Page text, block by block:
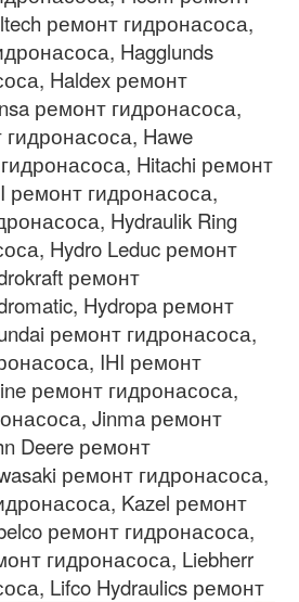
ремонт гидронасоса,
, Hagglunds
, Haldex ремонт
ремонт гидронасоса,
, Hawe
, Hitachi ремонт
ремонт гидронасоса,
, Hydraulik Ring
, Hydro Leduc ремонт
ремонт
Hydropa ремонт
ремонт гидронасоса,
, IHI ремонт
ремонт гидронасоса,
, Jinma ремонт
Deere ремонт
ремонт гидронасоса,
, Kazel ремонт
ремонт гидронасоса,
гидронасоса, Liebherr
, Lifco Hydraulics ремонт